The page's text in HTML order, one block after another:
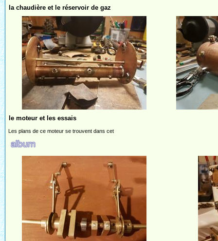
la chaudière et le réservoir de gaz
le moteur et les essais
Les plans de ce moteur se trouvent dans cet